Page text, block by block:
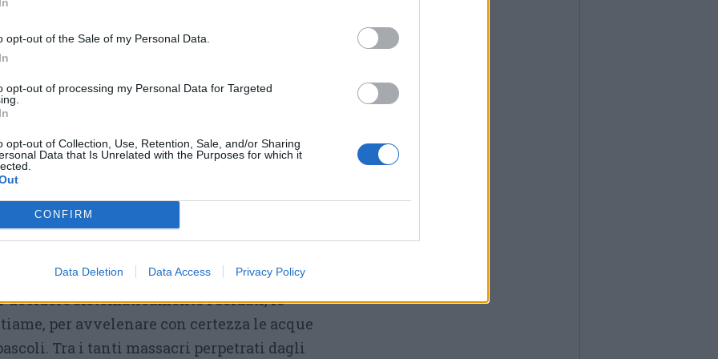
opt-out of the Sale of my Personal Data.
opt-out of processing my Personal Data for Targeted
opt-out of Collection, Use, Retention, Sale, and/or Sharing
Data that Is Unrelated with the Purposes for which it
CONFIRM
Data Deletion Data Access Privacy Policy
CRIMINI CONTRO L’UMANITÁ
repubblicana nata dalla
da quanto accadeva nel ventennio
le proprie idee, ma il fascismo e il
idee, ma crimini contro l’umanità. Una
del secolo scorso che ha provocato una
tragico bilancio di più di 60 milioni di
con i 6 milioni di vittime nei lager,
politici, di lavoratori e di militari. E che
italiana nel ventennio fascista? L’uso
da Mussolini, durante la conquista
uccidere sistematicamente i soldati, le
per avvelenare con certezza le acque
Tra i tanti massacri perpetrati dagli